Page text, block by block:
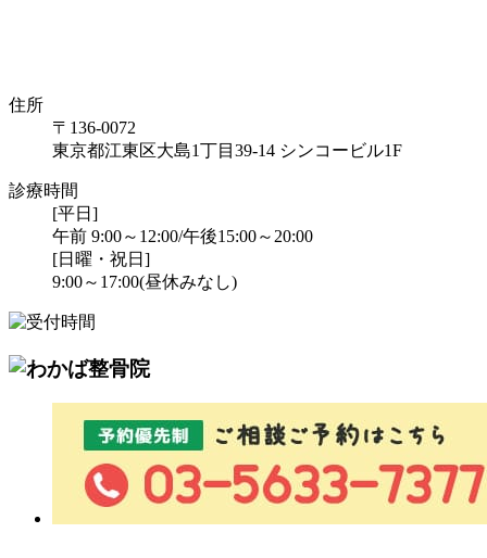
住所
〒136-0072
東京都江東区大島1丁目39-14 シンコービル1F
診療時間
[平日]
午前 9:00～12:00/午後15:00～20:00
[日曜・祝日]
9:00～17:00(昼休みなし)